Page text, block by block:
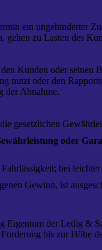
ein ungehinderter
gehen zu Lasten des
Kunden oder seinen
nutzt oder den
der Abnahme.
gesetzlichen
oder
bei
Gewinn, ist
Eigentum der Ledig &
bis zur Höhe